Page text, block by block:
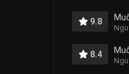
9.8
8.4